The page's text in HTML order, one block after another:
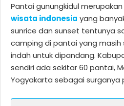
Pantai gunungkidul
wisata indonesia yang
sunrice dan sunset tentunya
camping di pantai yang
indah untuk dipandang.
sendiri ada sekitar 60 pantai,
Yogyakarta sebagai